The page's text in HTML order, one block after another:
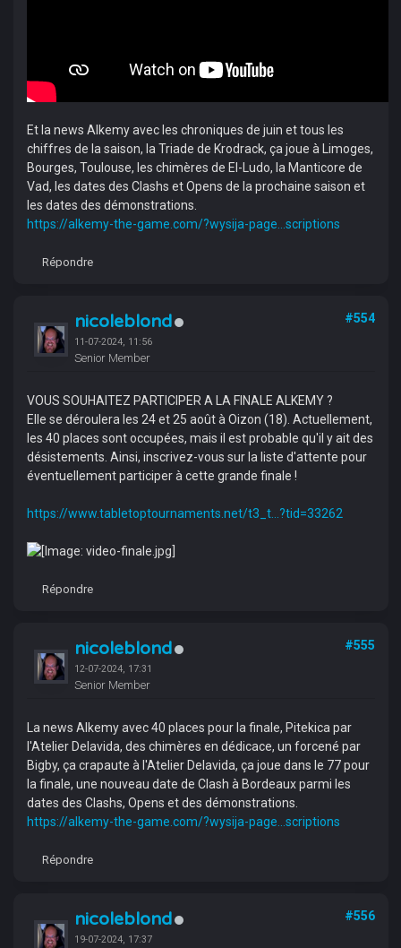
Et la news Alkemy avec les chroniques de juin et tous les
chiffres de la saison, la Triade de Krodrack, ça joue à Limoges,
Bourges, Toulouse, les chimères de El-Ludo, la Manticore de
Vad, les dates des Clashs et Opens de la prochaine saison et
les dates des démonstrations.
https://alkemy-the-game.com/?wysija-page...scriptions
Répondre
nicoleblond
11-07-2024, 11:56
Senior Member
#554
VOUS SOUHAITEZ PARTICIPER A LA FINALE ALKEMY ?
Elle se déroulera les 24 et 25 août à Oizon (18). Actuellement,
les 40 places sont occupées, mais il est probable qu'il y ait des
désistements. Ainsi, inscrivez-vous sur la liste d'attente pour
éventuellement participer à cette grande finale !
https://www.tabletoptournaments.net/t3_t...?tid=33262
Répondre
nicoleblond
12-07-2024, 17:31
Senior Member
#555
La news Alkemy avec 40 places pour la finale, Pitekica par
l'Atelier Delavida, des chimères en dédicace, un forcené par
Bigby, ça crapaute à l'Atelier Delavida, ça joue dans le 77 pour
la finale, une nouveau date de Clash à Bordeaux parmi les
dates des Clashs, Opens et des démonstrations.
https://alkemy-the-game.com/?wysija-page...scriptions
Répondre
nicoleblond
19-07-2024, 17:37
#556